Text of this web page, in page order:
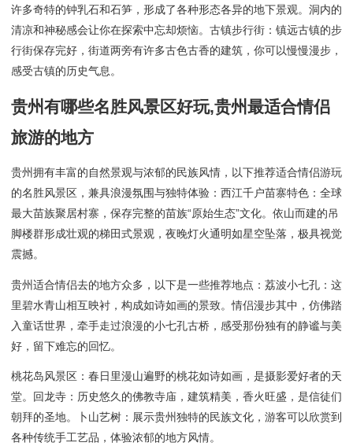
许多奇特的钟乳石和石笋，形成了各种形态各异的地下景观。洞内的
清凉和神秘感会让你在探索中忘却烦恼。古镇步行街：镇远古镇的步
行街保存完好，街道两旁有许多古色古香的建筑，你可以慢慢漫步，
感受古镇的历史气息。
贵州有哪些名胜风景区好玩,贵州最适合情侣
旅游的地方
贵州拥有丰富的自然景观与浓郁的民族风情，以下推荐适合情侣游玩
的名胜风景区，兼具浪漫氛围与独特体验：西江千户苗寨特色：全球
最大苗族聚居村寨，保存完整的苗族“原始生态”文化。依山而建的吊
脚楼群形成壮观的梯田式景观，夜晚灯火通明如星空坠落，极具视觉
震撼。
贵州适合情侣去的地方众多，以下是一些推荐地点：荔波小七孔：这
里碧水青山相互映衬，构成如诗如画的景致。情侣漫步其中，仿佛踏
入童话世界，牵手走过浪漫的小七孔古桥，感受那份独有的静谧与美
好，留下难忘的回忆。
桃花岛风景区：春日里漫山遍野的桃花如诗如画，是摄影爱好者的天
堂。回龙寺：历史悠久的佛教寺庙，建筑精美，香火旺盛，是信徒们
朝拜的圣地。卜山艺树：展示贵州独特的民族文化，游客可以欣赏到
各种传统手工艺品，体验浓郁的地方风情。